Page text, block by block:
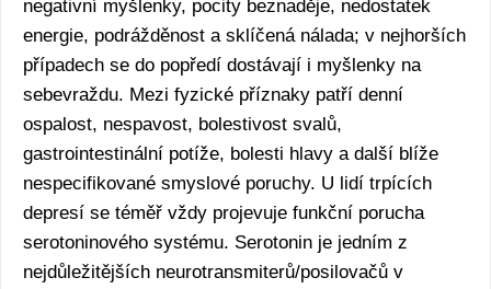
negativní myšlenky, pocity beznaděje, nedostatek
energie, podrážděnost a sklíčená nálada; v nejhorších
případech se do popředí dostávají i myšlenky na
sebevraždu. Mezi fyzické příznaky patří denní
ospalost, nespavost, bolestivost svalů,
gastrointestinální potíže, bolesti hlavy a další blíže
nespecifikované smyslové poruchy. U lidí trpících
depresí se téměř vždy projevuje funkční porucha
serotoninového systému. Serotonin je jedním z
nejdůležitějších neurotransmiterů/posilovačů v